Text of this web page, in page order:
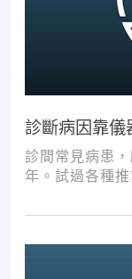
診斷病因靠儀
診間常見病患
年。試過各種